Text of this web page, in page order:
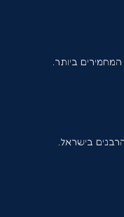
ביותר.
בישראל.